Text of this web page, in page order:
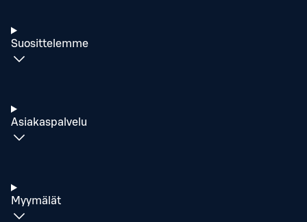
Suosittelemme
Asiakaspalvelu
Myymälät